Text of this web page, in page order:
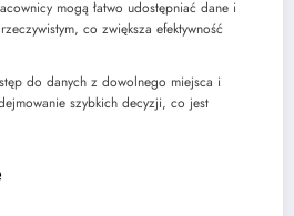
mogą łatwo udostępniać dane i
co zwiększa efektywność
do danych z dowolnego miejsca i
szybkich decyzji, co jest